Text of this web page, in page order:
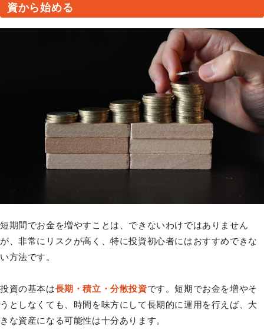
資から始める
短期間でお金を増やすことは、できないわけではありません
が、非常にリスクが高く、特に投資初心者にはおすすめできな
い方法です。
投資の基本は長期・積立・分散投資です。短期でお金を増やそ
うとしなくても、時間を味方にして長期的に運用を行えば、大
きな資産になる可能性は十分あります。